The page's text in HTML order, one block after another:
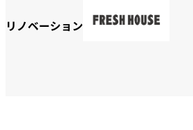
リノベーション